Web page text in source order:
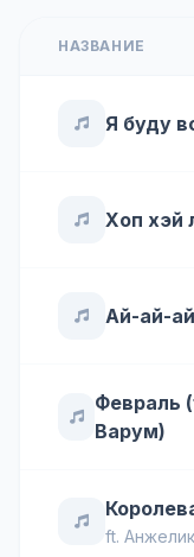
НАЗВАНИЕ
Я буду
Хоп хэй
Ай-ай-ай
Февраль
Варум)
ft.